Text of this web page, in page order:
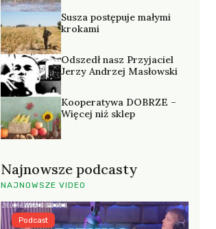
Susza postępuje małymi
krokami
Odszedł nasz Przyjaciel
Jerzy Andrzej Masłowski
Kooperatywa DOBRZE –
Więcej niż sklep
Najnowsze podcasty
NAJNOWSZE VIDEO
Podcast